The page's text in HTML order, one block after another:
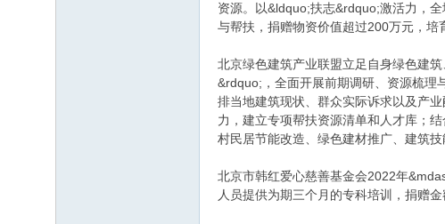
资源。以&ldquo;扶志&rdquo;激活力，
与帮扶，捐赠物资价值超过200万元，培
北京绿色建筑产业联盟立足自身绿色建
&rdquo;，全面开展前期调研、资源梳理
排当地建筑现状、群众实际诉求以及产
力，建立专项帮扶资源清单和人才库；
村民居节能改造、绿色建材推广、建筑
北京市韩红爱心慈善基金会2022年
人员提供为期三个月的专科培训，捐赠